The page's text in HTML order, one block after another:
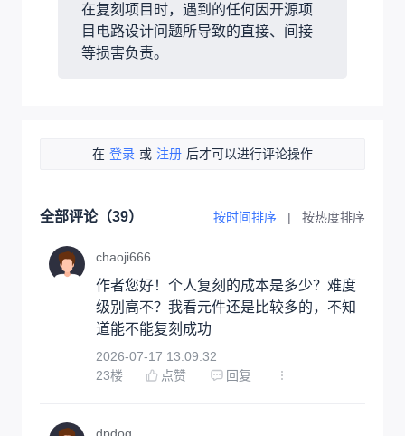
在复刻项目时，遇到的任何因开源项
目电路设计问题所导致的直接、间接
等损害负责。
在 登录 或 注册 后才可以进行评论操作
全部评论（39） 按时间排序 | 按热度排序
chaoji666
作者您好！个人复刻的成本是多少？难度
级别高不？我看元件还是比较多的，不知
道能不能复刻成功
2026-07-17 13:09:32
23楼 点赞 回复
dpdog